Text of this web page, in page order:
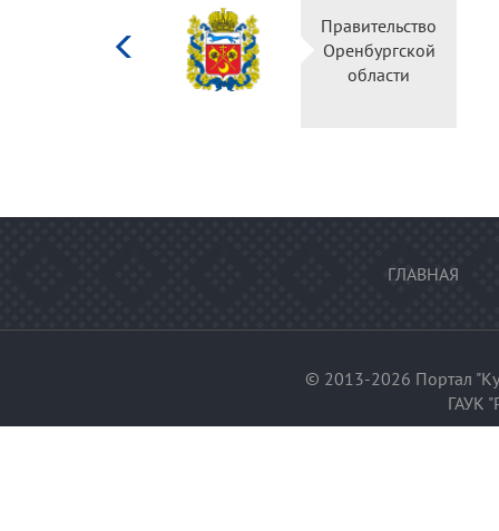
Министерство
культуры
Российской
федерации
ГЛАВНАЯ
© 2013-2026 Портал
ГАУК